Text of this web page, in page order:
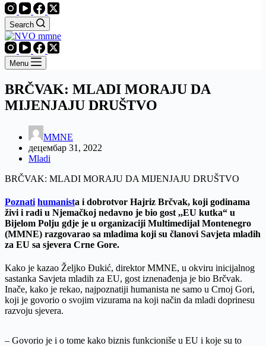
Search
Menu
BRČVAK: MLADI MORAJU DA
MIJENJAJU DRUŠTVO
MMNE
децембар 31, 2022
Mladi
BRČVAK: MLADI MORAJU DA MIJENJAJU DRUŠTVO
Poznati humanista i dobrotvor Hajriz Brčvak, koji godinama
živi i radi u Njemačkoj nedavno je bio gost ,,EU kutka“ u
Bijelom Polju gdje je u organizaciji Multimedijal Montenegro
(MMNE) razgovarao sa mladima koji su članovi Savjeta mladih
za EU sa sjevera Crne Gore.
Kako je kazao Željko Đukić, direktor MMNE, u okviru inicijalnog
sastanka Savjeta mladih za EU, gost iznenađenja je bio Brčvak.
Inače, kako je rekao, najpoznatiji humanista ne samo u Crnoj Gori,
koji je govorio o svojim vizurama na koji način da mladi doprinesu
razvoju sjevera.
– Govorio je i o tome kako biznis funkcioniše u EU i koje su to